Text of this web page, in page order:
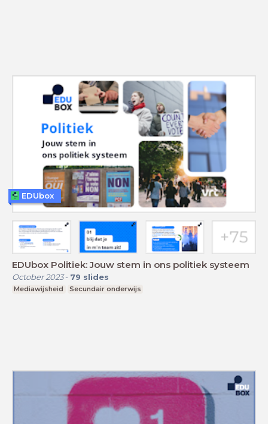
EDUbox Politiek: Jouw stem in ons politiek systeem
October 2023- 79 slides
Mediawijsheid Secundair onderwijs
EDUbox